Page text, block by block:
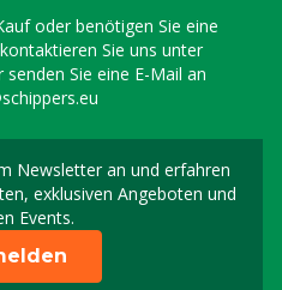
oder benötigen Sie eine
Sie uns unter
senden Sie eine E-Mail an
Newsletter an und erfahren
exklusiven Angeboten und
Events.
Melden Sie sich für